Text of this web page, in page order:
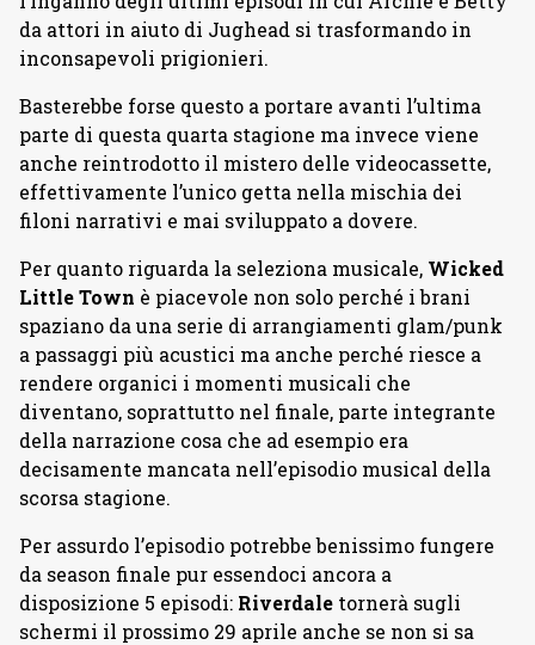
da attori in aiuto di Jughead si trasformando in
inconsapevoli prigionieri.
Basterebbe forse questo a portare avanti l’ultima
parte di questa quarta stagione ma invece viene
anche reintrodotto il mistero delle videocassette,
effettivamente l’unico getta nella mischia dei
filoni narrativi e mai sviluppato a dovere.
Per quanto riguarda la seleziona musicale, Wicked
Little Town è piacevole non solo perché i brani
spaziano da una serie di arrangiamenti glam/punk
a passaggi più acustici ma anche perché riesce a
rendere organici i momenti musicali che
diventano, soprattutto nel finale, parte integrante
della narrazione cosa che ad esempio era
decisamente mancata nell’episodio musical della
scorsa stagione.
Per assurdo l’episodio potrebbe benissimo fungere
da season finale pur essendoci ancora a
disposizione 5 episodi: Riverdale tornerà sugli
schermi il prossimo 29 aprile anche se non si sa